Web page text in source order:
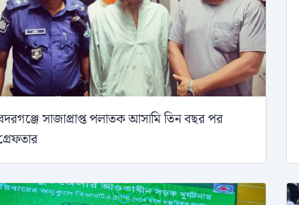
সাজাপ্রাপ্ত পলাতক আসামি তিন বছর পর